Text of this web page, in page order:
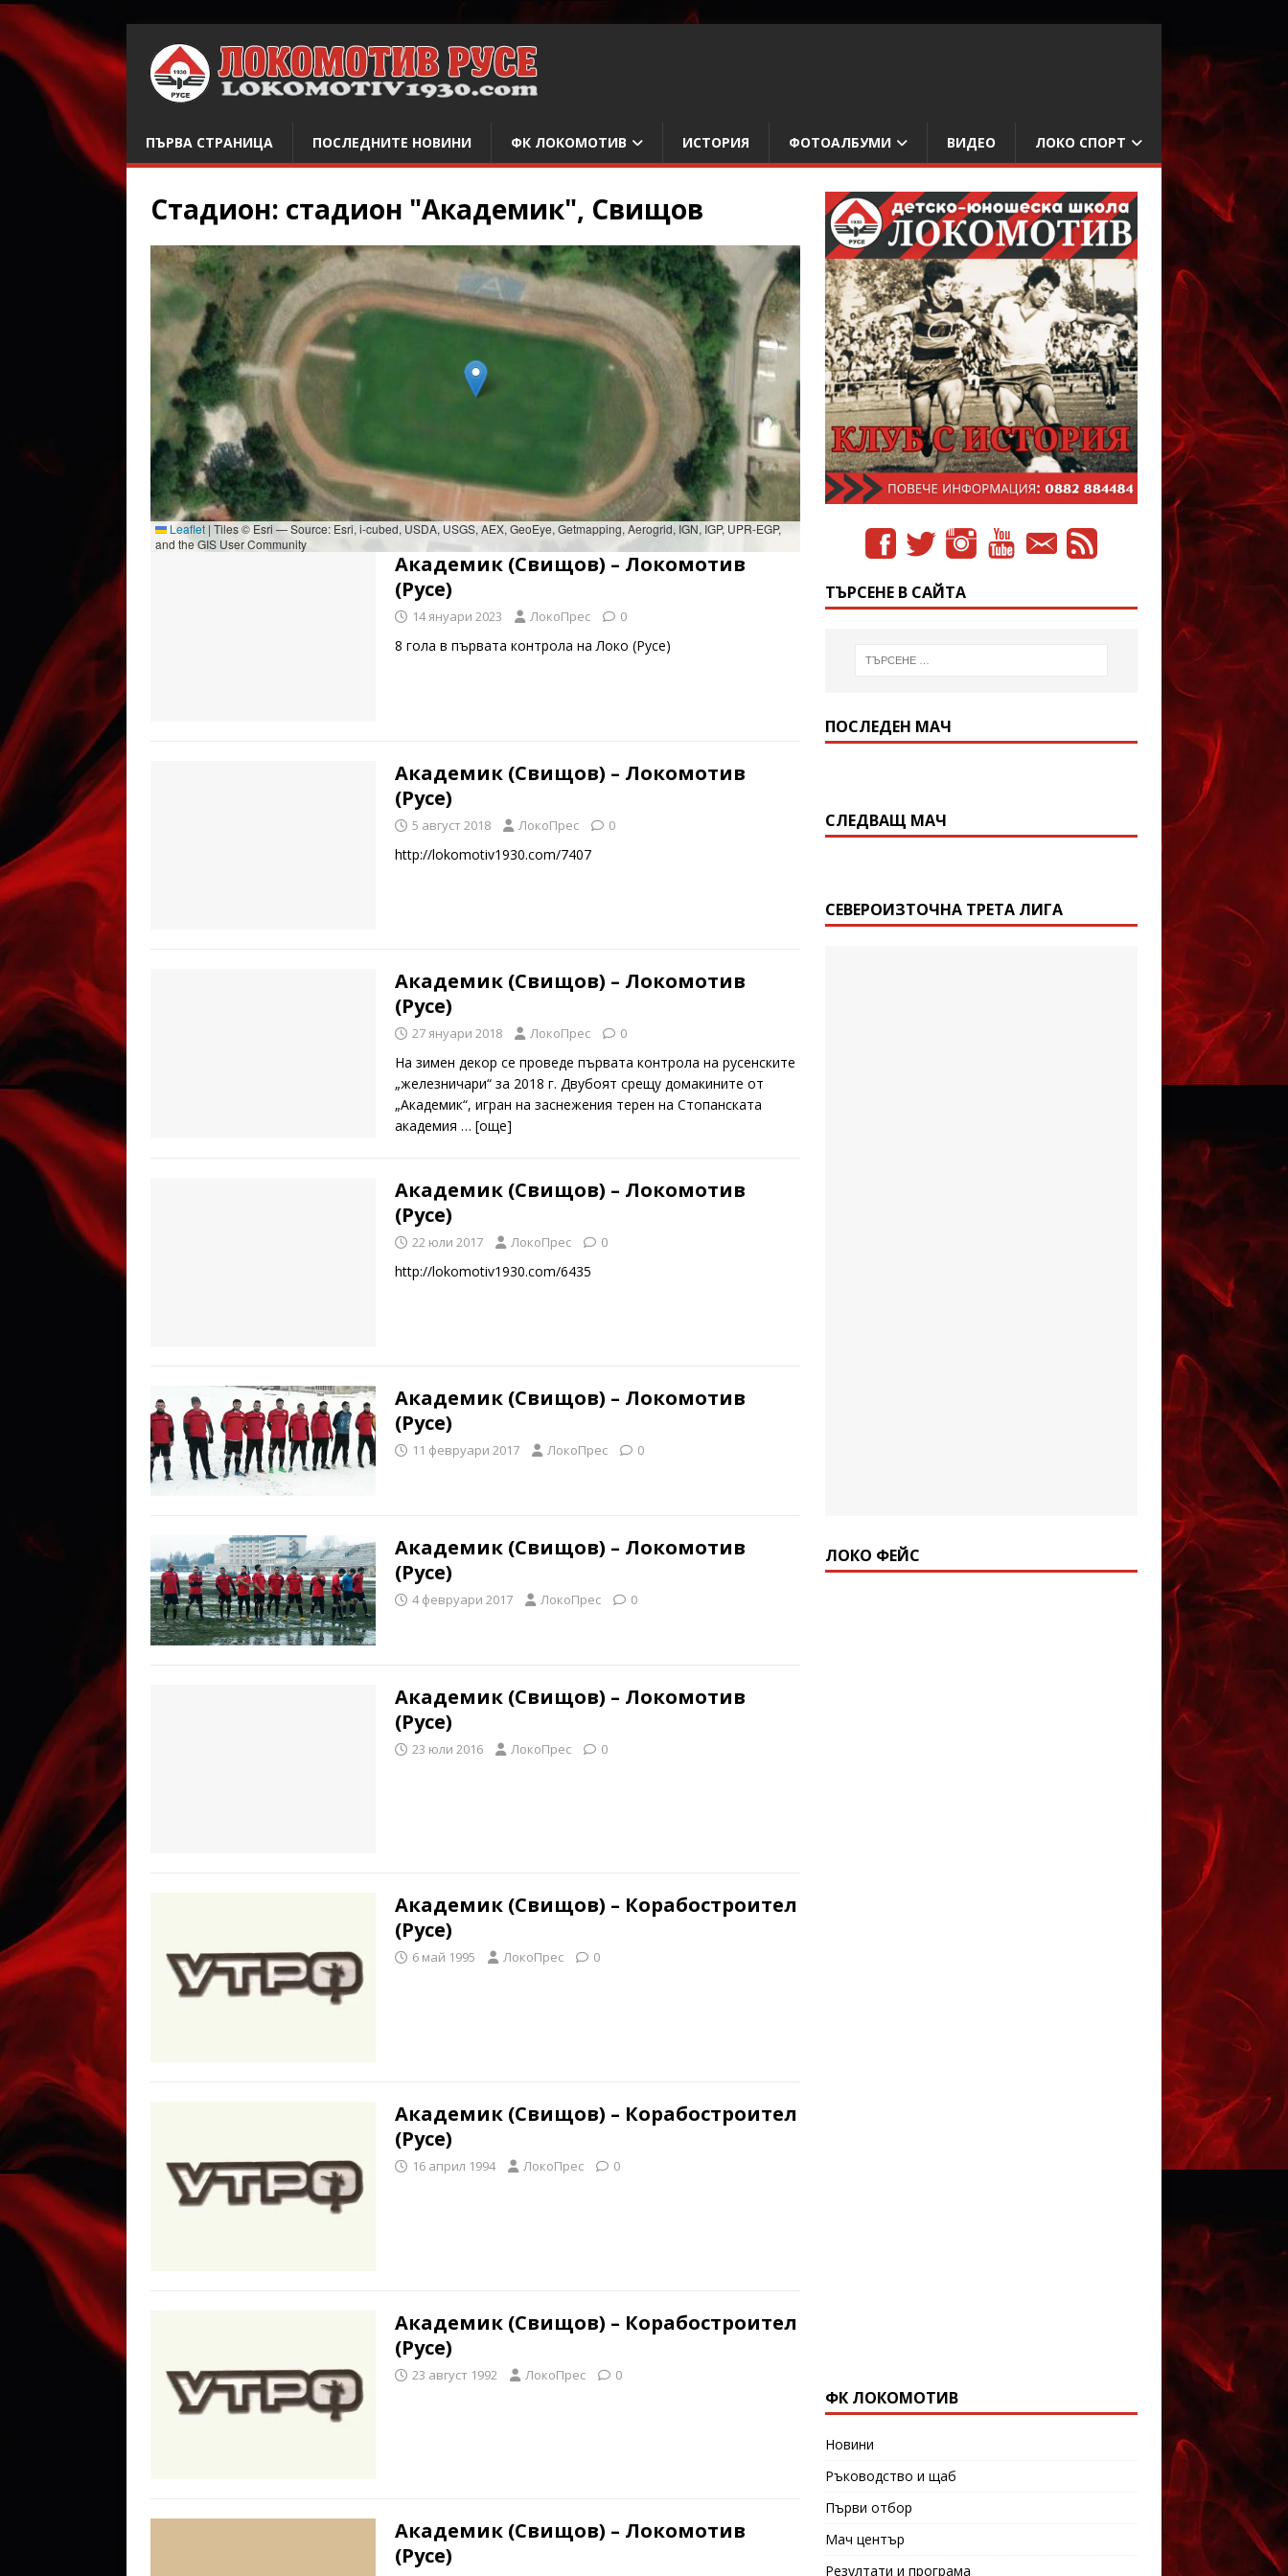
ПЪРВА СТРАНИЦА ПОСЛЕДНИТЕ НОВИНИ ФК ЛОКОМОТИВ ИСТОРИЯ ФОТОАЛБУМИ ВИДЕО ЛОКО СПОРТ
Стадион: стадион "Академик", Свищов
Leaflet | Tiles © Esri — Source: Esri, i-cubed, USDA, USGS, AEX, GeoEye, Getmapping, Aerogrid, IGN, IGP, UPR-EGP,
and the GIS User Community
Академик (Свищов) – Локомотив
(Русе)
14 януари 2023 ЛокоПрес 0
8 гола в първата контрола на Локо (Русе)
Академик (Свищов) – Локомотив
(Русе)
5 август 2018 ЛокоПрес 0
http://lokomotiv1930.com/7407
Академик (Свищов) – Локомотив
(Русе)
27 януари 2018 ЛокоПрес 0
На зимен декор се проведе първата контрола на русенските
„железничари“ за 2018 г. Двубоят срещу домакините от
„Академик“, игран на заснежения терен на Стопанската
академия … [oще]
Академик (Свищов) – Локомотив
(Русе)
22 юли 2017 ЛокоПрес 0
http://lokomotiv1930.com/6435
Академик (Свищов) – Локомотив
(Русе)
11 февруари 2017 ЛокоПрес 0
Академик (Свищов) – Локомотив
(Русе)
4 февруари 2017 ЛокоПрес 0
Академик (Свищов) – Локомотив
(Русе)
23 юли 2016 ЛокоПрес 0
Академик (Свищов) – Корабостроител
(Русе)
6 май 1995 ЛокоПрес 0
Академик (Свищов) – Корабостроител
(Русе)
16 април 1994 ЛокоПрес 0
Академик (Свищов) – Корабостроител
(Русе)
23 август 1992 ЛокоПрес 0
Академик (Свищов) – Локомотив
(Русе)
ТЪРСЕНЕ В САЙТА
ПОСЛЕДЕН МАЧ
СЛЕДВАЩ МАЧ
СЕВЕРОИЗТОЧНА ТРЕТА ЛИГА
ЛОКО ФЕЙС
ФК ЛОКОМОТИВ
Новини
Ръководство и щаб
Първи отбор
Мач център
Резултати и програма